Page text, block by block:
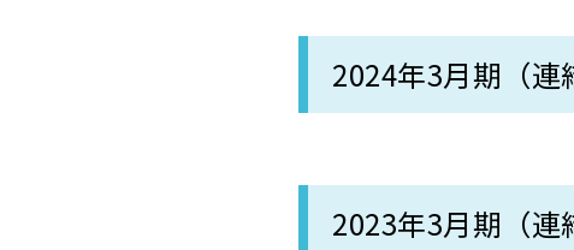
2024年3月期（連
2023年3月期（連